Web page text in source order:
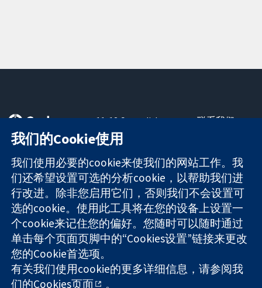
可信任的证据
知情决定
更完善的医疗健
康
11-13 Cavendish
Square
London
W1G 0AN
United Kingdom
联系我们
关于我们
工作机会
Cochrane
Library
The Cochrane Collaboration is a charity (no. 1045921) and a
company limited by guarantee (no. 03044323) registered in
England & Wales. VAT registration number GB 718 2127 49.
我们的Cookie使用
我们使用必要的cookie来使我们的网站工作。我
们还希望设置可选的分析cookie，以帮助我们进
行改进。除非您启用它们，否则我们不会设置可
选的cookie。使用此工具将在您的设备上设置一
个cookie来记住您的偏好。您随时可以随时通过
单击每个页面页脚中的“Cookies设置”链接来更改
您的Cookie首选项。
有关我们使用cookie的更多详细信息，请参阅我
们的Cookies页面 。